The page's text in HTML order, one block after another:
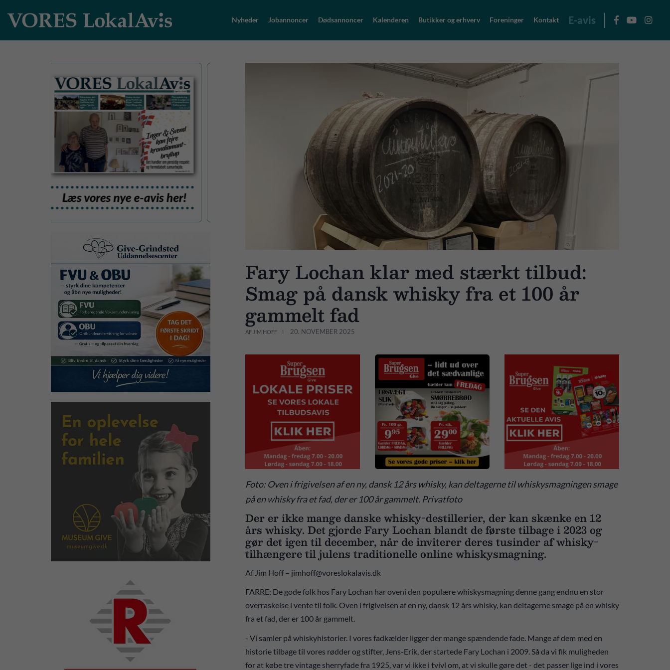
Nyheder Jobannoncer Dødsannoncer Kalenderen Butikker og erhverv Foreninger Kontakt E-avis
Fary Lochan klar med stærkt tilbud:
Smag på dansk whisky fra et 100 år
gammelt fad
AF JIM HOFF 20. NOVEMBER 2025
Foto: Oven i frigivelsen af en ny, dansk 12 års whisky, kan deltagerne til whiskysmagningen smage
på en whisky fra et fad, der er 100 år gammelt. Privatfoto
Der er ikke mange danske whisky-destillerier, der kan skænke en 12
års whisky. Det gjorde Fary Lochan blandt de første tilbage i 2023 og
gør det igen til december, når de inviterer deres tusinder af whisky-
tilhængere til julens traditionelle online whiskysmagning.
Af Jim Hoff – jimhoff@voreslokalavis.dk
FARRE: De gode folk hos Fary Lochan har oveni den populære whiskysmagning denne gang endnu en stor
overraskelse i vente til folk. Oven i frigivelsen af en ny, dansk 12 års whisky, kan deltagerne smage på en whisky
fra et fad, der er 100 år gammelt.
- Vi samler på whiskyhistorier. I vores fadkælder ligger der mange spændende fade. Mange af dem med en
historie tilbage til vores rødder og stifter, Jens-Erik, der startede Fary Lochan i 2009. Så da vi fik muligheden
for at købe tre vintage sherryfade fra 1925, var vi ikke i tvivl om, at vi skulle gøre det - det passer lige ind i vores